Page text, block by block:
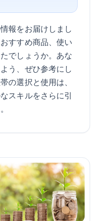
報をお届けしまし
すすめ商品、使い
でしょうか。あな
う、ぜひ参考にし
の選択と使用は、
スキルをさらに引